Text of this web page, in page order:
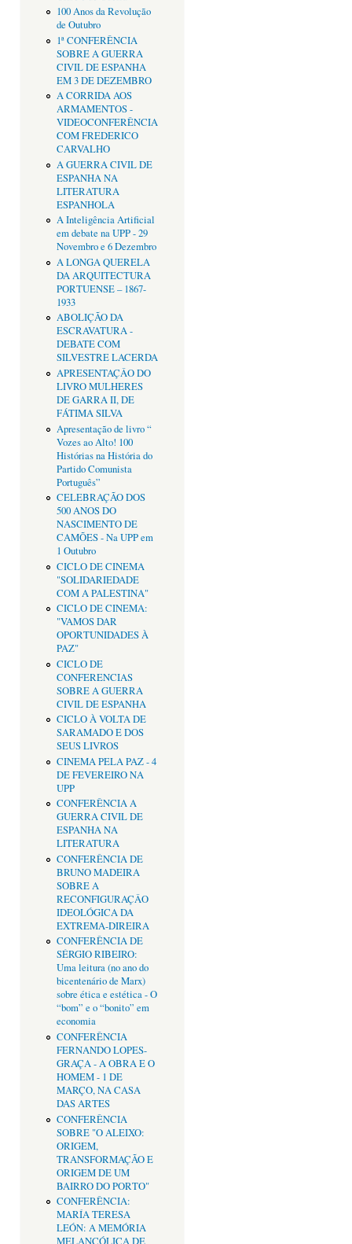
100 Anos da Revolução
de Outubro
1ª CONFERÊNCIA
SOBRE A GUERRA
CIVIL DE ESPANHA
EM 3 DE DEZEMBRO
A CORRIDA AOS
ARMAMENTOS -
VIDEOCONFERÊNCIA
COM FREDERICO
CARVALHO
A GUERRA CIVIL DE
ESPANHA NA
LITERATURA
ESPANHOLA
A Inteligência Artificial
em debate na UPP - 29
Novembro e 6 Dezembro
A LONGA QUERELA
DA ARQUITECTURA
PORTUENSE – 1867-
1933
ABOLIÇÃO DA
ESCRAVATURA -
DEBATE COM
SILVESTRE LACERDA
APRESENTAÇÂO DO
LIVRO MULHERES
DE GARRA II, DE
FÁTIMA SILVA
Apresentação de livro “
Vozes ao Alto! 100
Histórias na História do
Partido Comunista
Português”
CELEBRAÇÃO DOS
500 ANOS DO
NASCIMENTO DE
CAMÕES - Na UPP em
1 Outubro
CICLO DE CINEMA
"SOLIDARIEDADE
COM A PALESTINA"
CICLO DE CINEMA:
"VAMOS DAR
OPORTUNIDADES À
PAZ"
CICLO DE
CONFERENCIAS
SOBRE A GUERRA
CIVIL DE ESPANHA
CICLO À VOLTA DE
SARAMADO E DOS
SEUS LIVROS
CINEMA PELA PAZ - 4
DE FEVEREIRO NA
UPP
CONFERÊNCIA A
GUERRA CIVIL DE
ESPANHA NA
LITERATURA
CONFERÊNCIA DE
BRUNO MADEIRA
SOBRE A
RECONFIGURAÇÂO
IDEOLÓGICA DA
EXTREMA-DIREIRA
CONFERÊNCIA DE
SÉRGIO RIBEIRO:
Uma leitura (no ano do
bicentenário de Marx)
sobre ética e estética - O
“bom” e o “bonito” em
economia
CONFERÊNCIA
FERNANDO LOPES-
GRAÇA - A OBRA E O
HOMEM - 1 DE
MARÇO, NA CASA
DAS ARTES
CONFERÊNCIA
SOBRE "O ALEIXO:
ORIGEM,
TRANSFORMAÇÃO E
ORIGEM DE UM
BAIRRO DO PORTO"
CONFERÊNCIA:
MARÍA TERESA
LEÓN: A MEMÓRIA
MELANCÓLICA DE